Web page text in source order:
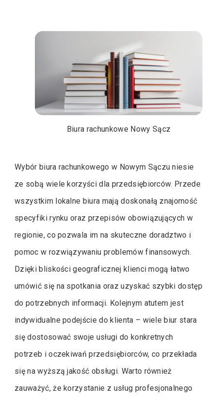
Biura rachunkowe Nowy Sącz
Wybór biura rachunkowego w Nowym Sączu niesie
ze sobą wiele korzyści dla przedsiębiorców. Przede
wszystkim lokalne biura mają doskonałą znajomość
specyfiki rynku oraz przepisów obowiązujących w
regionie, co pozwala im na skuteczne doradztwo i
pomoc w rozwiązywaniu problemów finansowych.
Dzięki bliskości geograficznej klienci mogą łatwo
umówić się na spotkania oraz uzyskać szybki dostęp
do potrzebnych informacji. Kolejnym atutem jest
indywidualne podejście do klienta – wiele biur stara
się dostosować swoje usługi do konkretnych
potrzeb i oczekiwań przedsiębiorców, co przekłada
się na wyższą jakość obsługi. Warto również
zauważyć, że korzystanie z usług profesjonalnego